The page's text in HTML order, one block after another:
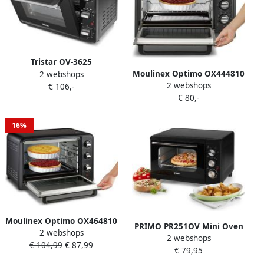
Tristar OV-3625
Convectieoven –
Vrijstaande Oven 28 liter –
2 webshops
€ 106,-
Moulinex Optimo OX444810
| Heteluchtovens |
Keuken&Koken
2 webshops
€ 80,-
16%
Moulinex Optimo OX464810
| Heteluchtovens |
Keuken&Koken
2 webshops
€ 104,99 € 87,99
PRIMO PR251OV Mini Oven
Bakoven met Boven- en
Onderwarmte Vrijstaand
2 webshops
€ 79,95